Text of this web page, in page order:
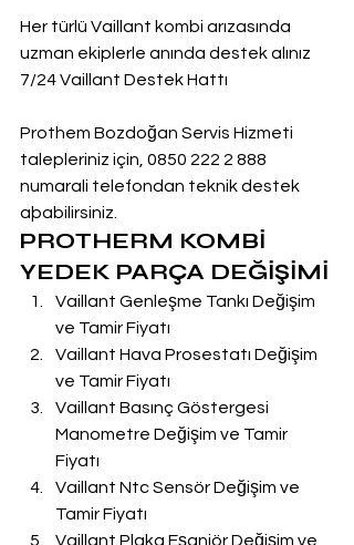
Her türlü Vaillant kombi arızasında
uzman ekiplerle anında destek alınız
7/24 Vaillant Destek Hattı
Prothem Bozdoğan Servis Hizmeti
talepleriniz için, 0850 222 2 888
numarali telefondan teknik destek
aþabilirsiniz.
PROTHERM KOMBİ
YEDEK PARÇA DEĞİŞİMİ
Vaillant Genleşme Tankı Değişim
ve Tamir Fiyatı
Vaillant Hava Prosestatı Değişim
ve Tamir Fiyatı
Vaillant Basınç Göstergesi
Manometre Değişim ve Tamir
Fiyatı
Vaillant Ntc Sensör Değişim ve
Tamir Fiyatı
Vaillant Plaka Eşanjör Değişim ve